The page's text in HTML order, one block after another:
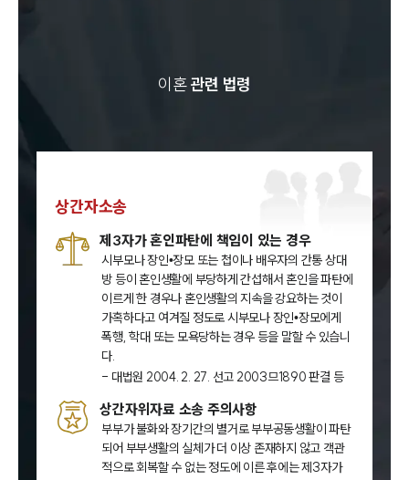
이혼관련 법령
상간자소송
제3자가 혼인파탄에 책임이 있는 경우
시부모나 장인•장모 또는 첩이나 배우자의 간통 상대
방 등이 혼인생활에 부당하게 간섭해서 혼인을 파탄에
이르게 한 경우나 혼인생활의 지속을 강요하는 것이
가혹하다고 여겨질 정도로 시부모나 장인•장모에게
폭행, 학대 또는 모욕당하는 경우 등을 말할 수 있습니
다.
- 대법원 2004. 2. 27. 선고 2003므1890 판결 등
상간자위자료 소송 주의사항
부부가 불화와 장기간의 별거로 부부공동생활이 파탄
되어 부부생활의 실체가 더 이상 존재하지 않고 객관
적으로 회복할 수 없는 정도에 이른 후에는 제3자가